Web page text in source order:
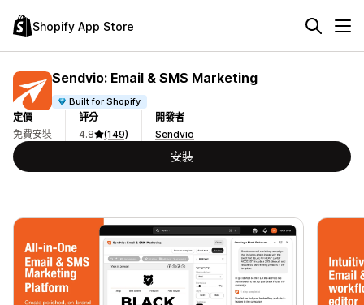
Shopify App Store
Sendvio: Email & SMS Marketing
Built for Shopify
定價
免費安裝
評分
4.8
(149)
開發者
Sendvio
安裝